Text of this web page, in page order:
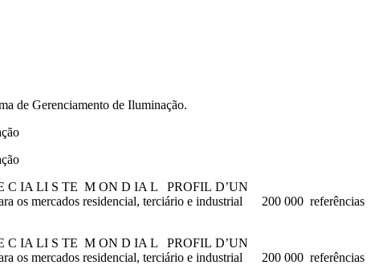
de Gerenciamento de Iluminação.
C IA LI S TE M ON D IA L PROFIL D’UN
os mercados residencial, terciário e industrial 200 000 referências
C IA LI S TE M ON D IA L PROFIL D’UN
os mercados residencial, terciário e industrial 200 000 referências